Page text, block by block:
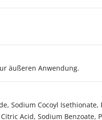
äußeren Anwendung.
Sodium Cocoyl
Acid, Sodium Benzoate,